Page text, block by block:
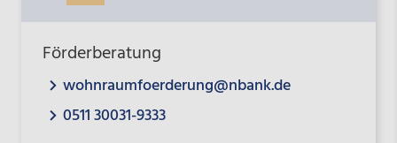
Förderberatung
wohnraumfoerderung@nbank.de
0511 30031-9333